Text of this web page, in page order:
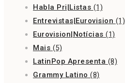
Habla Pri|Listas (1)
Entrevistas|Eurovision (1)
Eurovision|Notícias (1)
Mais (5)
LatinPop Apresenta (8)
Grammy Latino (8)